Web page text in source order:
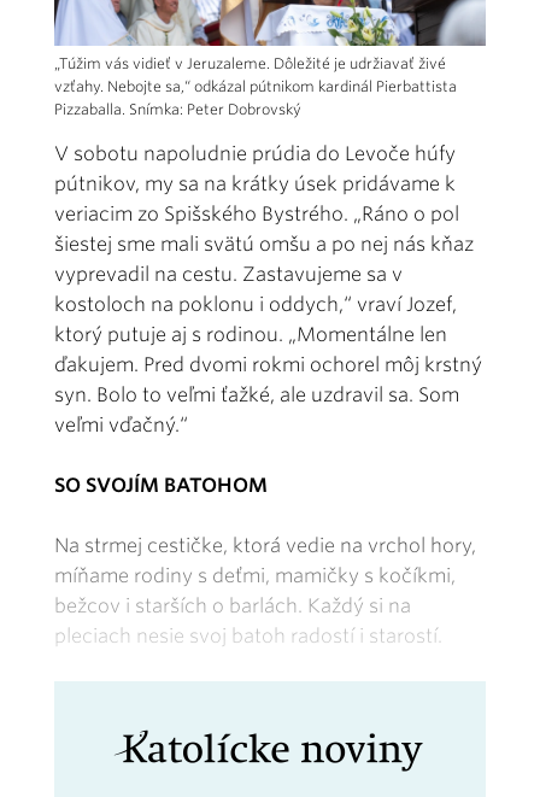
„Túžim vás vidieť v Jeruzaleme. Dôležité je udržiavať živé
vzťahy. Nebojte sa,“ odkázal pútnikom kardinál Pierbattista
Pizzaballa. Snímka: Peter Dobrovský
V sobotu napoludnie prúdia do Levoče húfy
pútnikov, my sa na krátky úsek pridávame k
veriacim zo Spišského Bystrého. „Ráno o pol
šiestej sme mali svätú omšu a po nej nás kňaz
vyprevadil na cestu. Zastavujeme sa v
kostoloch na poklonu i oddych,“ vraví Jozef,
ktorý putuje aj s rodinou. „Momentálne len
ďakujem. Pred dvomi rokmi ochorel môj krstný
syn. Bolo to veľmi ťažké, ale uzdravil sa. Som
veľmi vďačný.“
SO SVOJÍM BATOHOM
Na strmej cestičke, ktorá vedie na vrchol hory,
míňame rodiny s deťmi, mamičky s kočíkmi,
bežcov i starších o barlách. Každý si na
pleciach nesie svoj batoh radostí i starostí.